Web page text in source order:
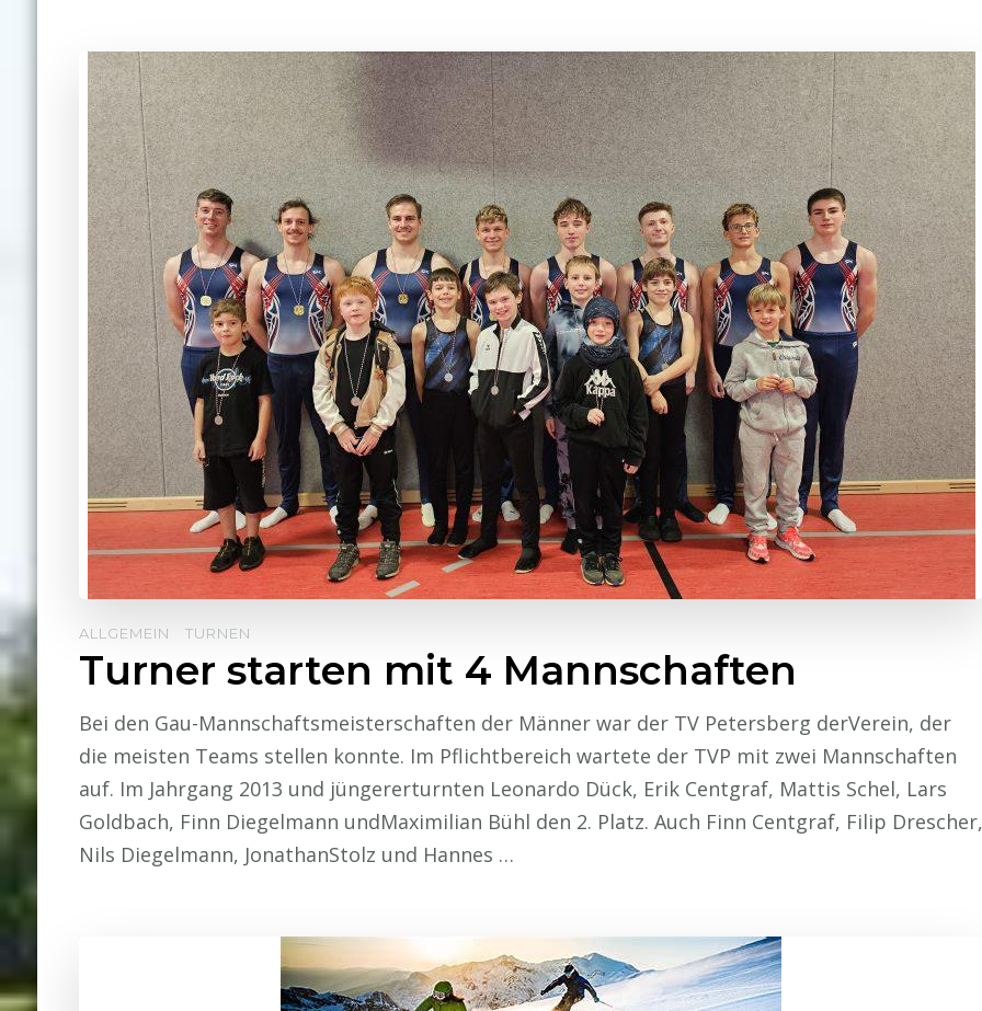
ALLGEMEIN TURNEN
Turner starten mit 4 Mannschaften
Bei den Gau-Mannschaftsmeisterschaften der Männer war der TV Petersberg derVerein, der
die meisten Teams stellen konnte. Im Pflichtbereich wartete der TVP mit zwei Mannschaften
auf. Im Jahrgang 2013 und jüngererturnten Leonardo Dück, Erik Centgraf, Mattis Schel, Lars
Goldbach, Finn Diegelmann undMaximilian Bühl den 2. Platz. Auch Finn Centgraf, Filip Drescher,
Nils Diegelmann, JonathanStolz und Hannes …